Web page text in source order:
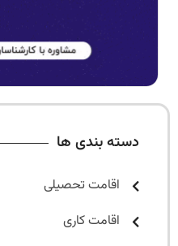
دسته بندی ها
اقامت تحصیلی
اقامت کاری